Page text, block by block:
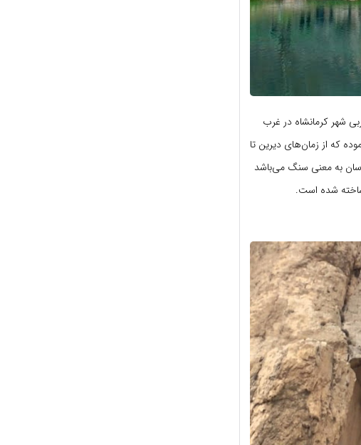
شهر کرمانشاه در غرب
که از زمان‌های دیرین تا
سان به معنی سنگ می‌باشد
شده است.